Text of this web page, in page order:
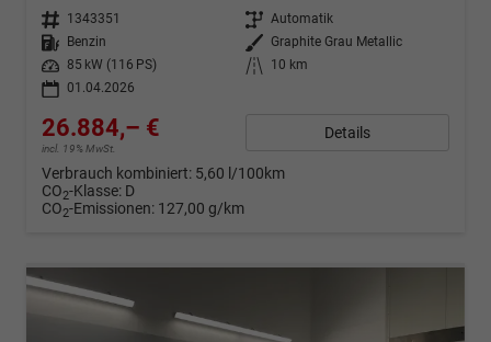
Fahrzeugnr. 1343351 Getriebe Automatik
Kraftstoff
Benzin Außenfarbe
Graphite Grau Metallic
Leistung
85 kW (116 PS) Kilometerstand
10 km
01.04.2026
26.884,– €
incl. 19% MwSt.
Details
Verbrauch kombiniert: 5,60 l/100km
CO2-Klasse: D
CO2-Emissionen: 127,00 g/km